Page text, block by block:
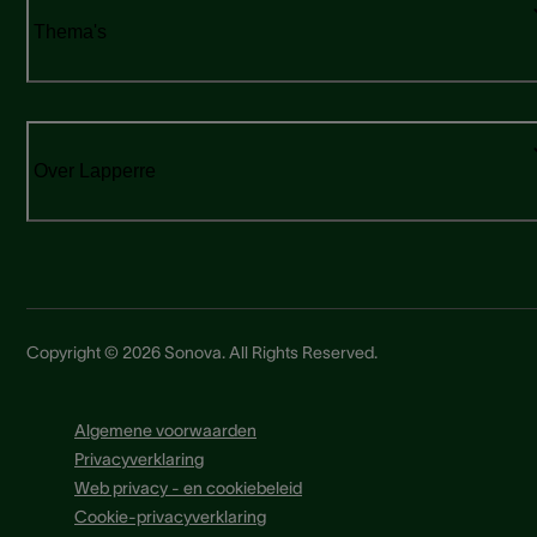
Thema's
Over Lapperre
Copyright © 2026 Sonova. All Rights Reserved.
Algemene voorwaarden
Privacyverklaring
Web privacy - en cookiebeleid
Cookie-privacyverklaring